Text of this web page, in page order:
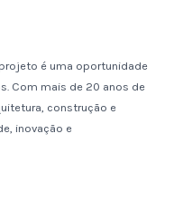
é uma oportunidade
Com mais de 20 anos de
construção e
inovação e